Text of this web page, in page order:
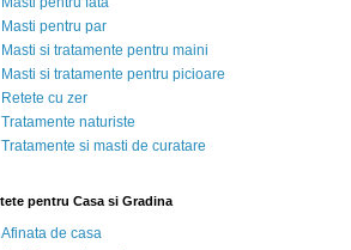
Masti pentru par
Masti si tratamente pentru maini
Masti si tratamente pentru picioare
Retete cu zer
Tratamente naturiste
Tratamente si masti de curatare
pentru Casa si Gradina
Afinata de casa